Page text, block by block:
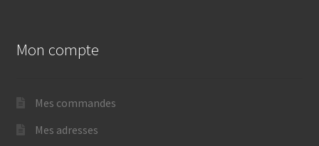
Mon compte
Mes commandes
Mes adresses